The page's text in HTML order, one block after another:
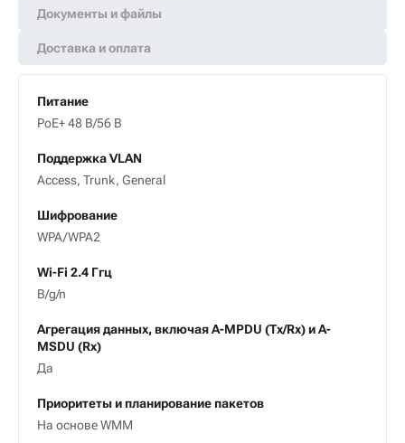
Документы и файлы
Доставка и оплата
Питание
PoE+ 48 В/56 B
Поддержка VLAN
Access, Trunk, General
Шифрование
WPA/WPA2
Wi-Fi 2.4 Ггц
В/g/n
Агрегация данных, включая A-MPDU (Tx/Rx) и А-
MSDU (Rx)
Да
Приоритеты и планирование пакетов
На основе WMM